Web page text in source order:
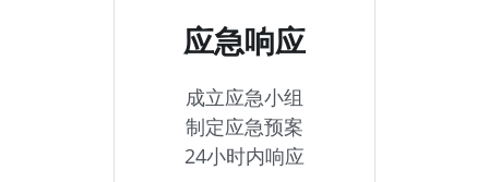
应急响应
成立应急小组
制定应急预案
24小时内响应